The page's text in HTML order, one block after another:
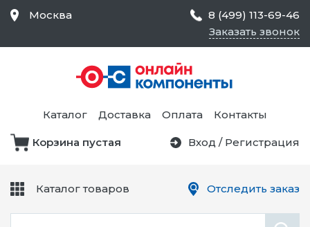
Москва
8 (499) 113-69-46
Заказать звонок
Каталог Доставка Оплата Контакты
Корзина пустая Вход / Регистрация
Каталог товаров
Средства Контроля
Статического
Электричества и
Безопасности,
Товары для Чистых
Отследить заказ